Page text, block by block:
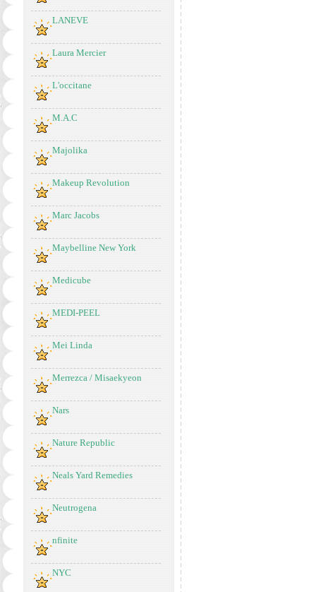
LANEVE
Laura Mercier
L'occitane
M.A.C
Majolika
Makeup Revolution
Marc Jacobs
Maybelline New York
Medicube
MEDI-PEEL
Mei Linda
Merrezca / Misaekyeon
Nars
Nature Republic
Neals Yard Remedies
Neutrogena
nfinite
NYC